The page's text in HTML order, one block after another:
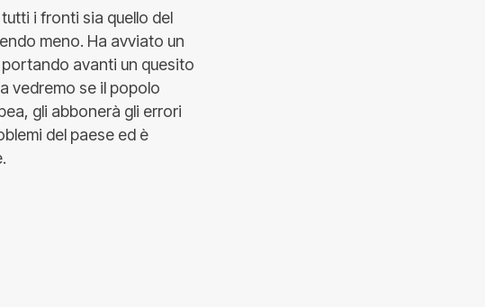
i fronti sia quello del
meno. Ha avviato un
avanti un quesito
vedremo se il popolo
gli abbonerà gli errori
del paese ed è